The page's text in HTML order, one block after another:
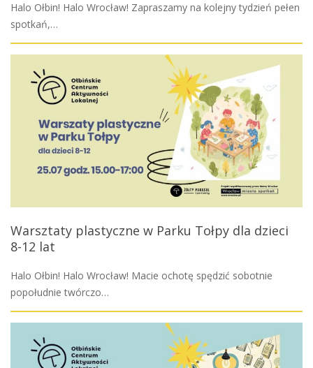
Halo Ołbin! Halo Wrocław! Zapraszamy na kolejny tydzień pełen
spotkań,…
Warsztaty plastyczne w Parku Tołpy dla dzieci
8-12 lat
Halo Ołbin! Halo Wrocław! Macie ochotę spędzić sobotnie
popołudnie twórczo…